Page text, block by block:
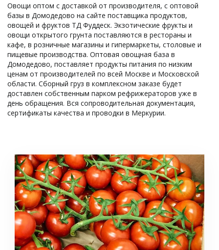
Овощи оптом с доставкой от производителя, с оптовой
базы в Домодедово на сайте поставщика продуктов,
овощей и фруктов ТД Фуддеск. Экзотические фрукты и
овощи открытого грунта поставляются в рестораны и
кафе, в розничные магазины и гипермаркеты, столовые и
пищевые производства. Оптовая овощная база в
Домодедово, поставляет продукты питания по низким
ценам от производителей по всей Москве и Московской
области. Сборный груз в комплексном заказе будет
доставлен собственным парком рефрижераторов уже в
день обращения. Вся сопроводительная документация,
сертификаты качества и проводки в Меркурии.